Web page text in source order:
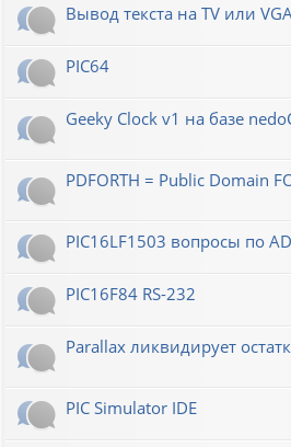
Вывод текста на TV или
PIC64
Geeky Clock v1 на базе
PDFORTH = Public Domain
PIC16LF1503 вопросы по
PIC16F84 RS-232
Parallax ликвидирует
PIC Simulator IDE